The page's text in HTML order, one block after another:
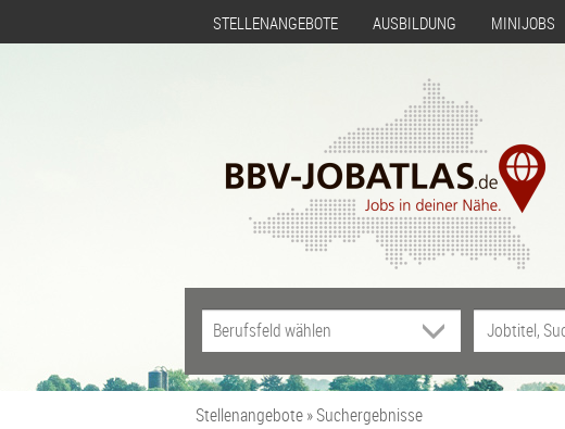
STELLENANGEBOTE AUSBILDUNG MINIJOBS
Stellenangebote Suchergebnisse